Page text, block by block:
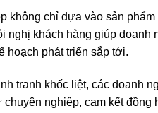
không chỉ dựa vào sản
nghị khách hàng giúp
hoạch phát triển sắp tới.
tranh khốc liệt, các doanh
chuyên nghiệp, cam kết